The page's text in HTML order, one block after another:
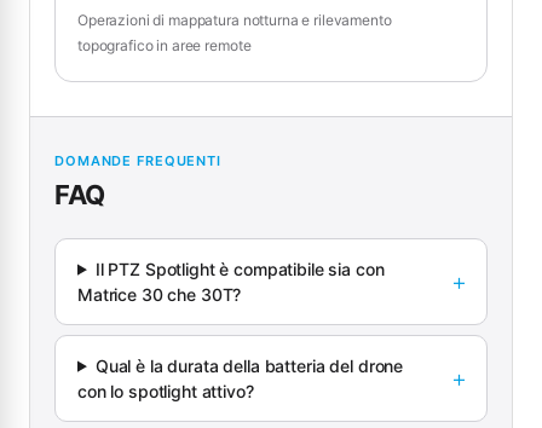
Operazioni di mappatura notturna e rilevamento
topografico in aree remote
DOMANDE FREQUENTI
FAQ
Il PTZ Spotlight è compatibile sia con
Matrice 30 che 30T?
Qual è la durata della batteria del drone
con lo spotlight attivo?